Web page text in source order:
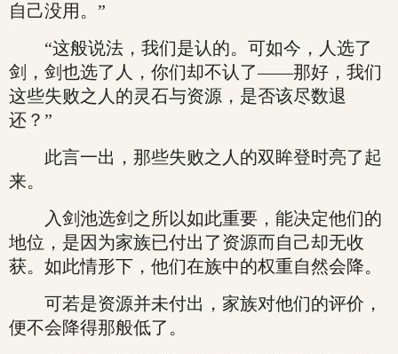
自己没用。”
“这般说法，我们是认的。可如今，人选了
剑，剑也选了人，你们却不认了——那好，我们
这些失败之人的灵石与资源，是否该尽数退
还？”
此言一出，那些失败之人的双眸登时亮了起
来。
入剑池选剑之所以如此重要，能决定他们的
地位，是因为家族已付出了资源而自己却无收
获。如此情形下，他们在族中的权重自然会降。
可若是资源并未付出，家族对他们的评价，
便不会降得那般低了。